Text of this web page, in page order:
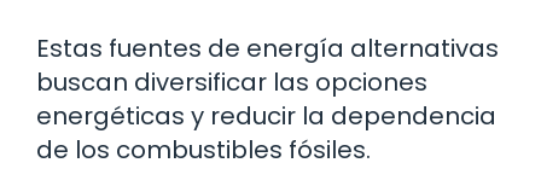
Estas fuentes de energía alternativas
buscan diversificar las opciones
energéticas y reducir la dependencia
de los combustibles fósiles.